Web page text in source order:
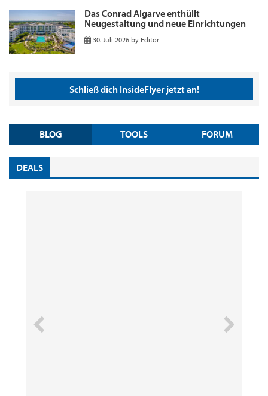
Das Conrad Algarve enthüllt
Neugestaltung und neue Einrichtungen
30. Juli 2026 by Editor
Schließ dich InsideFlyer jetzt an!
BLOG TOOLS FORUM
DEALS